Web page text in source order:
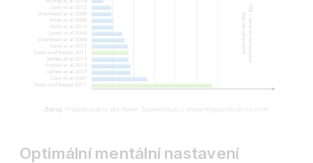
Optimální mentální nastavení